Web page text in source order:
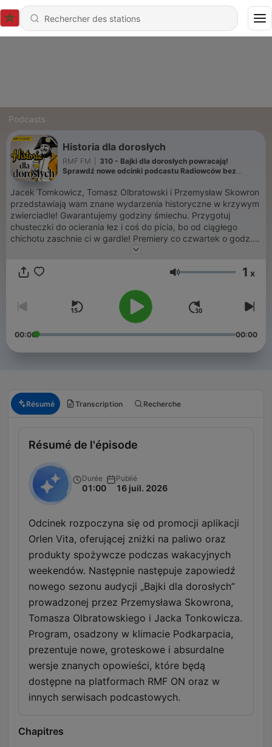
Podcasts
Historia dla dorosłych
RMF FM
310 - Bajki dla dorosłych powracają!
Sprawdź nowe odcinki podcastu Radiowców bez
Jacek Tomkowicz, Tomasz Olbratowski i Przemysław Skowron
przedstawiają wam znane wydarzenia historyczne w krzywym
zwierciadle! Gwarantujemy godziny śmiechu. Przygotuj
chusteczki do ocierania łez i coś do picia, bo od ciągłego
chichotu zaschnie ci w gardle! Premiery co czwartek o godz.
Volume 1 x
00:00 00:00
Résumé Transcription Recherche
Résumé de l'épisode
Durée
01:00
Publié
16 juil. 2026
Odcinek rozpoczyna się od promocji aplikacji
Orlen Vita, oferującej zniżki na paliwo oraz
produkty spożywcze podczas wakacyjnych
weekendów. Następnie następuje zapowiedź
nowego sezonu audycji „Bajki dla dorosłych”
prowadzonej przez Przemysława Skowrona,
Tomasza Olbratowskiego i Jacka Tonkowicza.
Program, osadzony w klimacie Podkarpacia,
prezentuje nowe, groteskowe i absurdalne
wersje znanych opowieści, które będą
dostępne na platformach RMF ON oraz w
innych serwisach podcastowych.
Chapitres